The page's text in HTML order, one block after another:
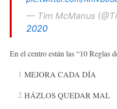
— Tim McManus
2020
En el centro están las “10 Reglas
MEJORA CADA DÍA
HÁZLOS QUEDAR MAL